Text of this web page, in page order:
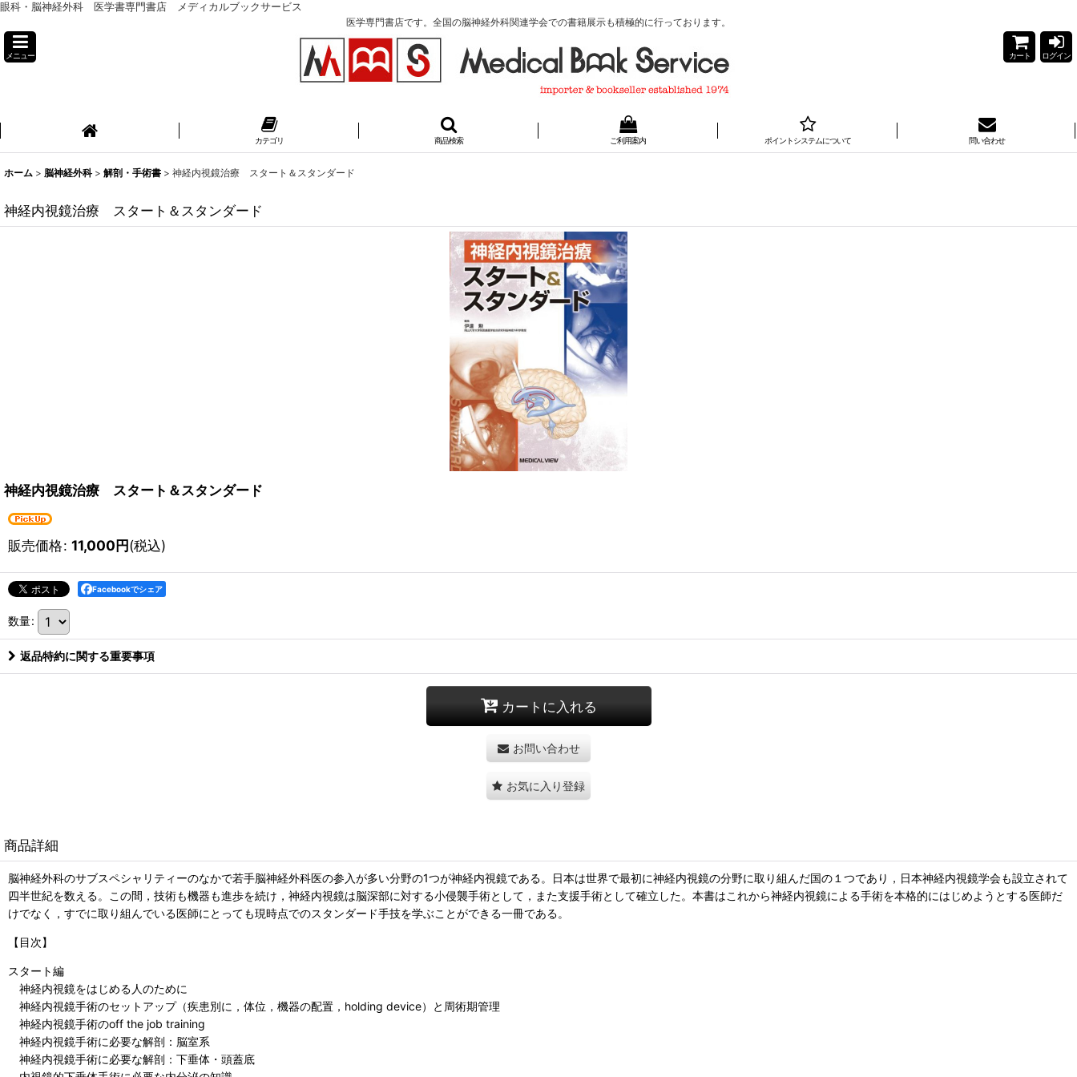
眼科・脳神経外科 医学書専門書店 メディカルブックサービス
医学専門書店です。全国の脳神経外科関連学会での書籍展示も積極的に行っております。
メニュー カート ログイン
カテゴリ 商品検索 ご利用案内 ポイントシステムについて 問い合わせ
ホーム > 脳神経外科 > 解剖・手術書 > 神経内視鏡治療 スタート＆スタンダード
神経内視鏡治療 スタート＆スタンダード
神経内視鏡治療 スタート＆スタンダード
販売価格: 11,000円(税込)
Facebookでシェア
数量:
返品特約に関する重要事項
カートに入れる
お問い合わせ
お気に入り登録
商品詳細
脳神経外科のサブスペシャリティーのなかで若手脳神経外科医の参入が多い分野の1つが神経内視鏡である。日本は世界で最初に神経内視鏡の分野に取り組んだ国の１つであり，日本神経内視鏡学会も設立されて
四半世紀を数える。この間，技術も機器も進歩を続け，神経内視鏡は脳深部に対する小侵襲手術として，また支援手術として確立した。本書はこれから神経内視鏡による手術を本格的にはじめようとする医師だ
けでなく，すでに取り組んでいる医師にとっても現時点でのスタンダード手技を学ぶことができる一冊である。
【目次】
スタート編
神経内視鏡をはじめる人のために
神経内視鏡手術のセットアップ（疾患別に，体位，機器の配置，holding device）と周術期管理
神経内視鏡手術のoff the job training
神経内視鏡手術に必要な解剖：脳室系
神経内視鏡手術に必要な解剖：下垂体・頭蓋底